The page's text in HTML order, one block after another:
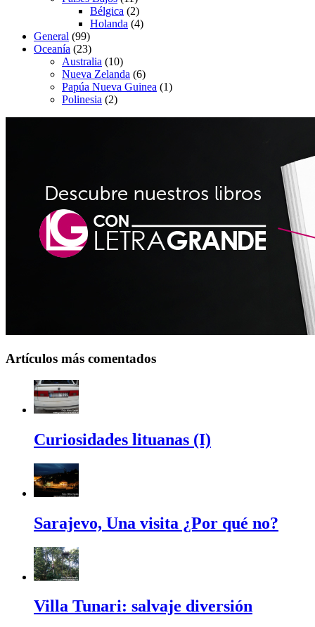
Bélgica (2)
Holanda (4)
General (99)
Oceanía (23)
Australia (10)
Nueva Zelanda (6)
Papúa Nueva Guinea (1)
Polinesia (2)
Artículos más comentados
Curiosidades lituanas (I)
Sarajevo, Una visita ¿Por qué no?
Villa Tunari: salvaje diversión